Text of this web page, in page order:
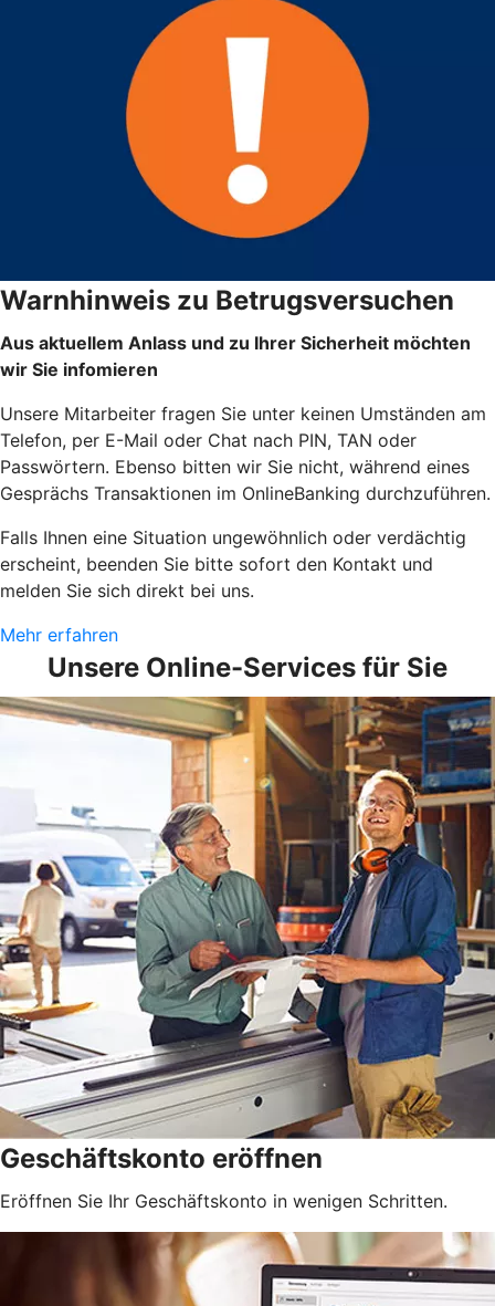
Warnhinweis zu Betrugsversuchen
Aus aktuellem Anlass und zu Ihrer Sicherheit möchten
wir Sie infomieren
Unsere Mitarbeiter fragen Sie unter keinen Umständen am
Telefon, per E-Mail oder Chat nach PIN, TAN oder
Passwörtern. Ebenso bitten wir Sie nicht, während eines
Gesprächs Transaktionen im OnlineBanking durchzuführen.
Falls Ihnen eine Situation ungewöhnlich oder verdächtig
erscheint, beenden Sie bitte sofort den Kontakt und
melden Sie sich direkt bei uns.
Mehr erfahren
Unsere Online-Services für Sie
Geschäftskonto eröffnen
Eröffnen Sie Ihr Geschäftskonto in wenigen Schritten.